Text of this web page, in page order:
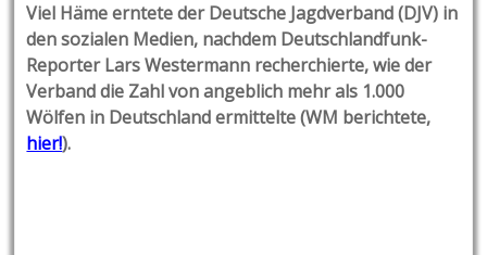
Viel Häme erntete der Deutsche Jagdverband (DJV) in
den sozialen Medien, nachdem Deutschlandfunk-
Reporter Lars Westermann recherchierte, wie der
Verband die Zahl von angeblich mehr als 1.000
Wölfen in Deutschland ermittelte (WM berichtete,
hier!).